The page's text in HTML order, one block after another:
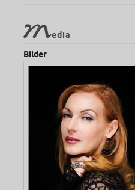
Media
Bilder